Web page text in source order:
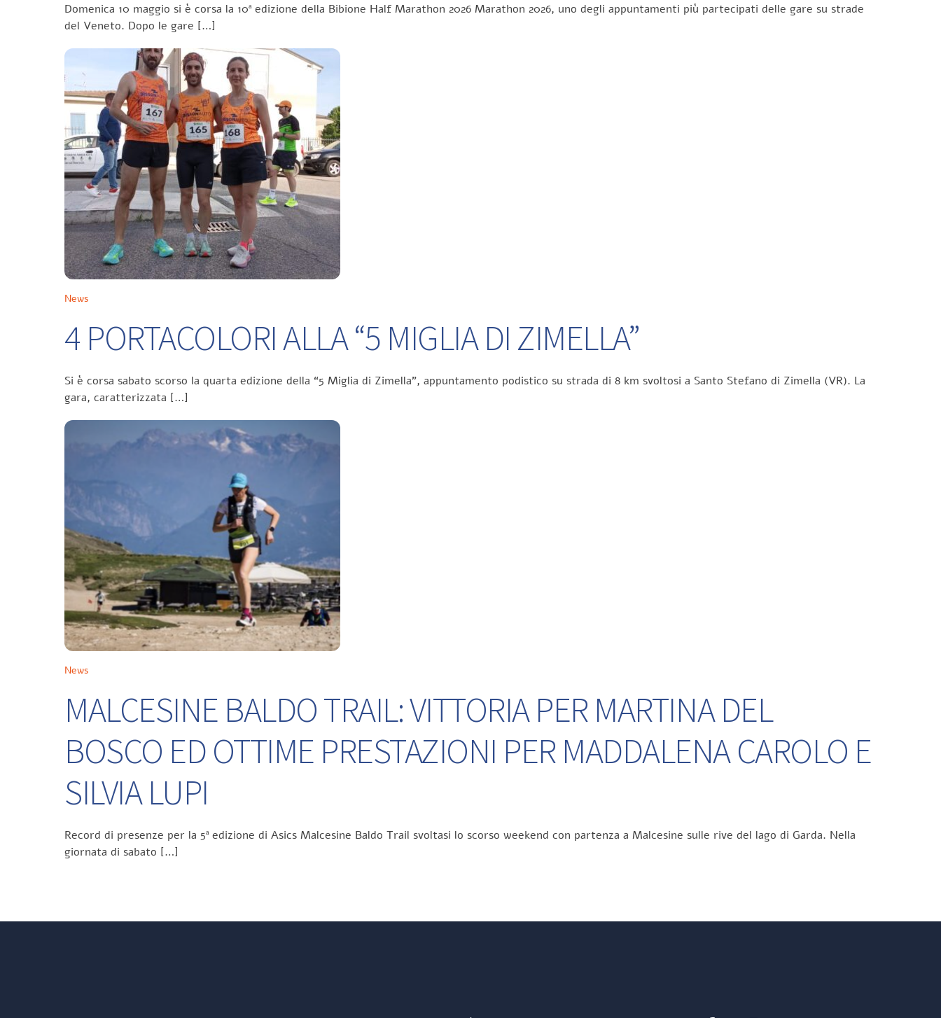
Domenica 10 maggio si è corsa la 10ª edizione della Bibione Half Marathon 2026 Marathon 2026, uno degli appuntamenti più partecipati delle gare su strade
del Veneto. Dopo le gare […]
News
4 PORTACOLORI ALLA “5 MIGLIA DI ZIMELLA”
Si è corsa sabato scorso la quarta edizione della “5 Miglia di Zimella”, appuntamento podistico su strada di 8 km svoltosi a Santo Stefano di Zimella (VR). La
gara, caratterizzata […]
News
MALCESINE BALDO TRAIL: VITTORIA PER MARTINA DEL
BOSCO ED OTTIME PRESTAZIONI PER MADDALENA CAROLO E
SILVIA LUPI
Record di presenze per la 5ª edizione di Asics Malcesine Baldo Trail svoltasi lo scorso weekend con partenza a Malcesine sulle rive del lago di Garda. Nella
giornata di sabato […]